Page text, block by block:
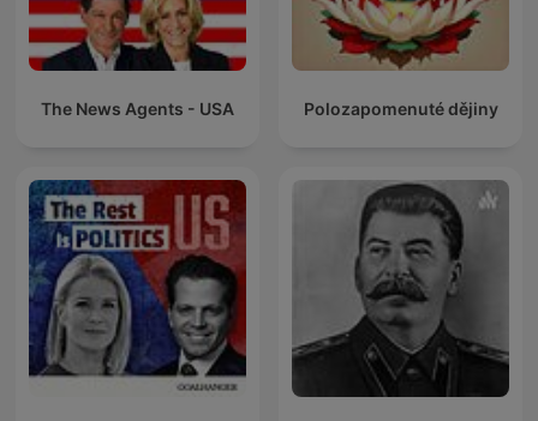
The News Agents - USA Polozapomenuté dějiny